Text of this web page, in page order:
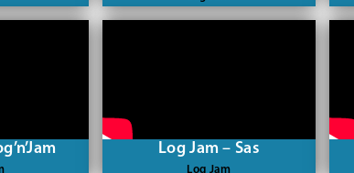
Log Jam – Sas
Log Jam